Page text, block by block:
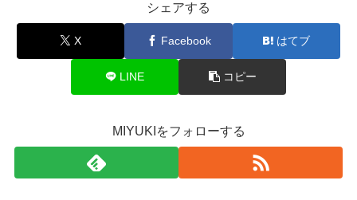
シェアする
X Facebook はてブ
LINE コピー
MIYUKIをフォローする